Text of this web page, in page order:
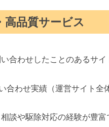
高品質サービス
合わせしたことのあるサ
合わせ実績（運営サイト全
談や駆除対応の経験が豊